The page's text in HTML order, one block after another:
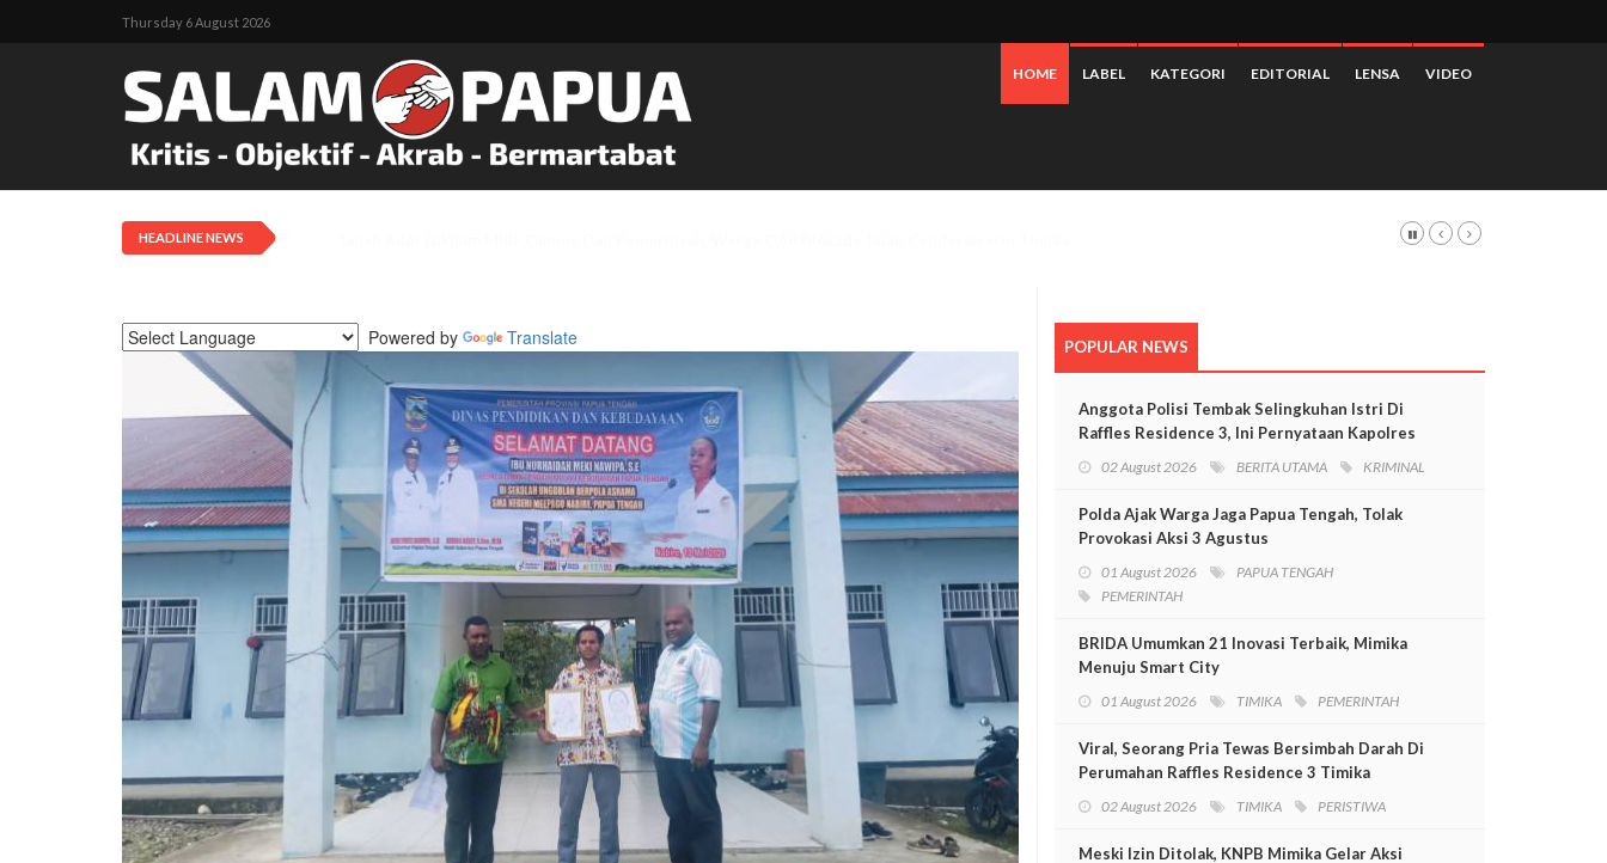
Thursday 6 August 2026
HOME LABEL KATEGORI EDITORIAL LENSA VIDEO
HEADLINE NEWS
Powered by Translate POPULAR NEWS
Anggota Polisi Tembak Selingkuhan Istri Di
Raffles Residence 3, Ini Pernyataan Kapolres
02 August 2026 BERITA UTAMA KRIMINAL
Polda Ajak Warga Jaga Papua Tengah, Tolak
Provokasi Aksi 3 Agustus
01 August 2026
PAPUA TENGAH
PEMERINTAH
BRIDA Umumkan 21 Inovasi Terbaik, Mimika
Menuju Smart City
01 August 2026 TIMIKA PEMERINTAH
Viral, Seorang Pria Tewas Bersimbah Darah Di
Perumahan Raffles Residence 3 Timika
02 August 2026 TIMIKA PERISTIWA
Meski Izin Ditolak, KNPB Mimika Gelar Aksi